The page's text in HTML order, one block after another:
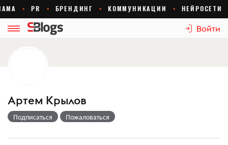
Войти
Артем Крылов
Подписаться Пожаловаться